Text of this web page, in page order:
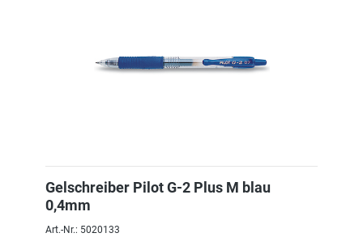
Gelschreiber Pilot G-2 Plus M blau
0,4mm
Art.-Nr.: 5020133